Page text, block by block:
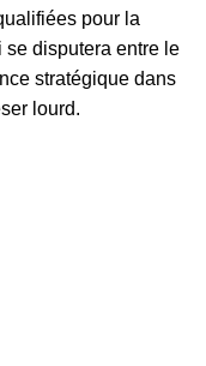
pour la
disputera entre le
stratégique dans
lourd.